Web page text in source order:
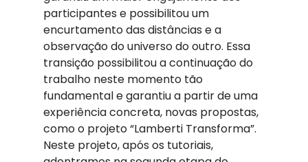
participantes e possibilitou um
encurtamento das distâncias e a
observação do universo do outro. Essa
transição possibilitou a continuação do
trabalho neste momento tão
fundamental e garantiu a partir de uma
experiência concreta, novas propostas,
como o projeto “Lamberti Transforma”.
Neste projeto, após os tutoriais,